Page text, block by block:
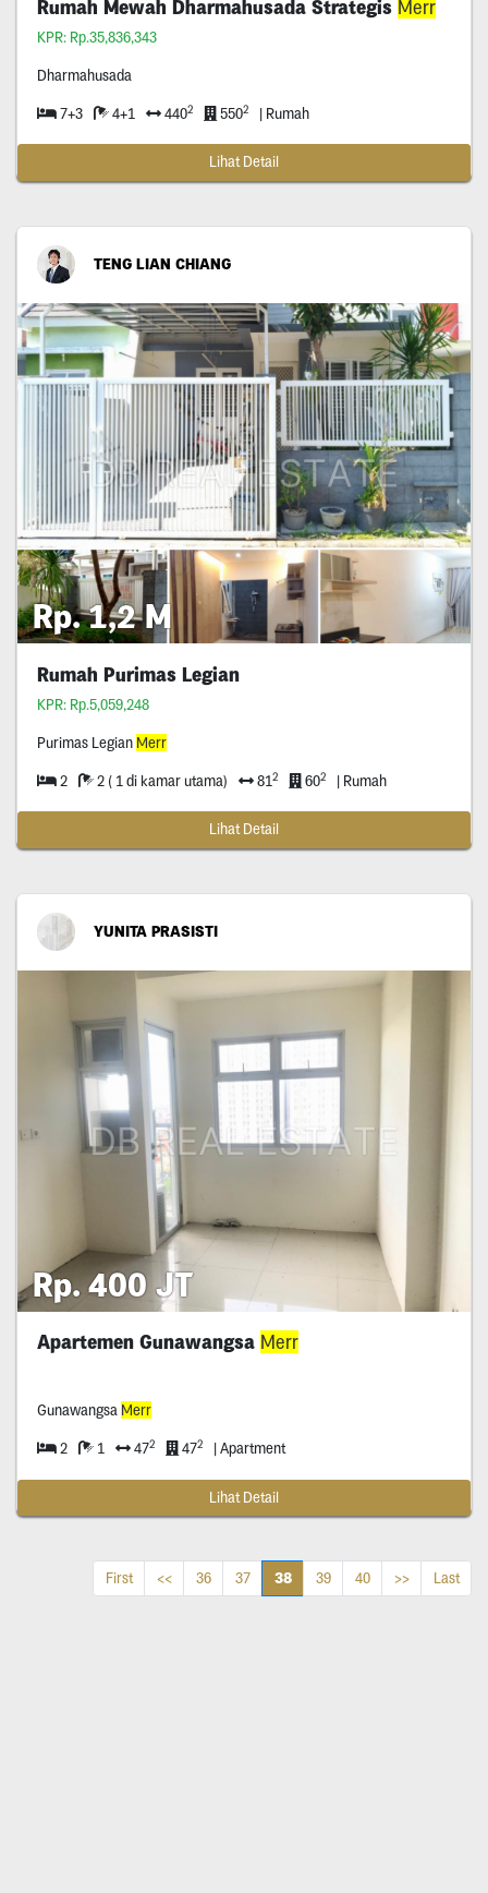
Rumah Mewah Dharmahusada Strategis Merr
KPR: Rp.35,836,343
Dharmahusada
7+3 4+1 4402 5502 | Rumah
Lihat Detail
TENG LIAN CHIANG
Rp. 1,2 M
Rumah Purimas Legian
KPR: Rp.5,059,248
Purimas Legian Merr
2 2 ( 1 di kamar utama) 812 602 | Rumah
Lihat Detail
YUNITA PRASISTI
Rp. 400 JT
Apartemen Gunawangsa Merr
Gunawangsa Merr
2 1 472 472 | Apartment
Lihat Detail
First << 36 37 38 39 40 >> Last